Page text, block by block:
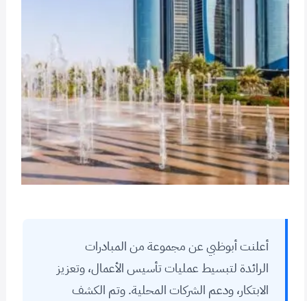
أعلنت أبوظبي عن مجموعة من المبادرات
الرائدة لتبسيط عمليات تأسيس الأعمال، وتعزيز
الابتكار، ودعم الشركات المحلية. وتم الكشف